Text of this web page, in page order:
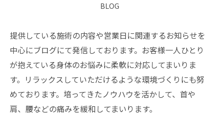
BLOG
提供している施術の内容や営業日に関連するお知らせを
中心にブログにて発信しております。お客様一人ひとり
が抱えている身体のお悩みに柔軟に対応してまいりま
す。リラックスしていただけるような環境づくりにも努
めております。培ってきたノウハウを活かして、首や
肩、腰などの痛みを緩和してまいります。